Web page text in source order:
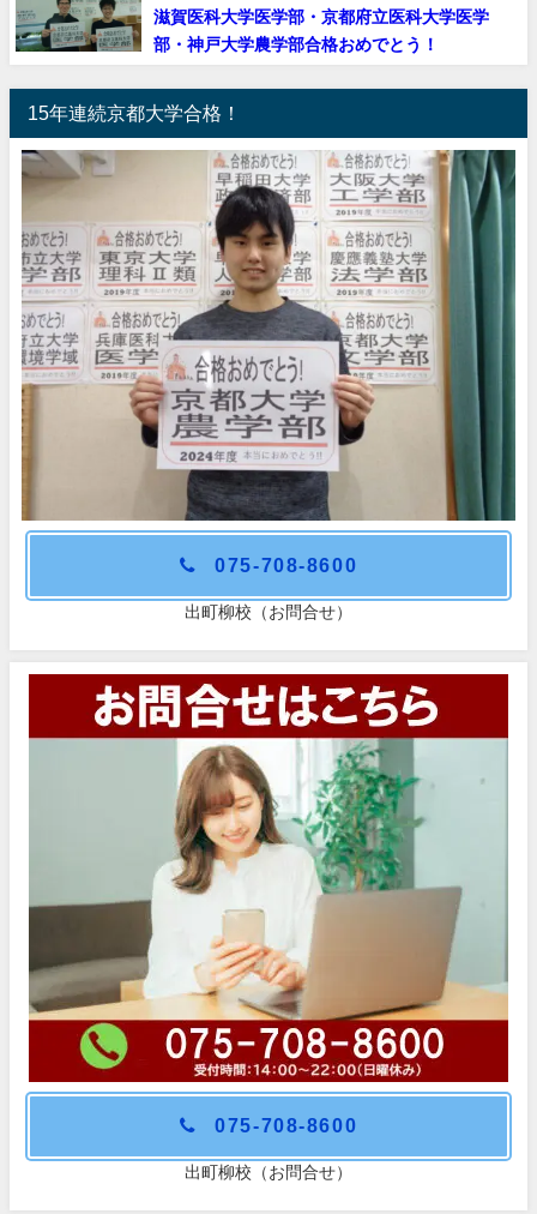
滋賀医科大学医学部・京都府立医科大学医学
部・神戸大学農学部合格おめでとう！
15年連続京都大学合格！
075-708-8600
出町柳校（お問合せ）
075-708-8600
出町柳校（お問合せ）